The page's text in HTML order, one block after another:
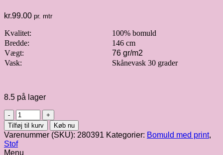
kr.99.00 pr. mtr
Kvalitet:
100% bomuld
Bredde:
146 cm
Vægt:
76 gr/m2
Vask:
Skånevask 30 grader
8.5 på lager
Bomulds
voile
med
abstrakt
mauve
Tilføj til kurv Køb nu
Varenummer (SKU): 280391 Kategorier: Bomuld med print,
Stof
Menu